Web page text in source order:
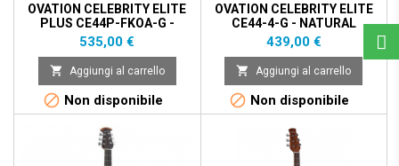
OVATION CELEBRITY ELITE
PLUS CE44P-FKOA-G -
FIGURED KOA
Prezzo
535,00 €
 Aggiungi al carrello
 Non disponibile
OVATION CELEBRITY ELITE
CE44-4-G - NATURAL
Prezzo
439,00 €
 Aggiungi al carrello
 Non disponibile